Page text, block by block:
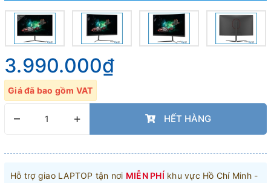
3.990.000₫
Giá đã bao gồm VAT
– + HẾT HÀNG
Hỗ trợ giao LAPTOP tận nơi MIỄN PHÍ khu vực Hồ Chí Minh -